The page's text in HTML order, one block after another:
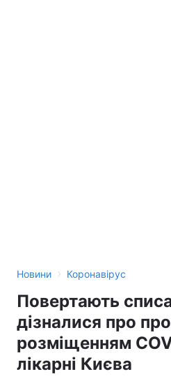
Новини › Коронавірус
Повертають
дізналися про
розміщенням
лікарні Києва